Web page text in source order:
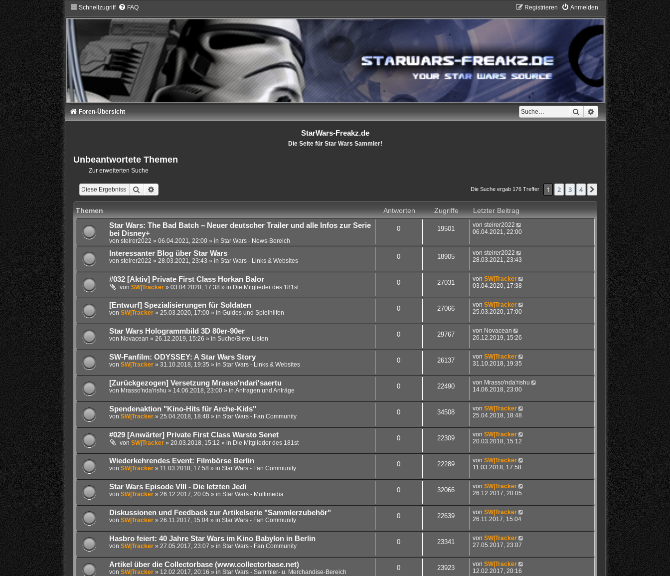
Schnellzugriff FAQ Anmelden
Registrieren
Suche Erweiterte Suche
Foren-Übersicht
StarWars-Freakz.de
Die Seite für Star Wars Sammler!
Unbeantwortete Themen
Zur erweiterten Suche
Suche Die Suche ergab 176 Treffer 1 2 3 4 Nächste
Themen Antworten Zugriffe
Letzter Beitrag
Star Wars: The Bad Batch – Neuer deutscher Trailer und alle Infos zur Serie
bei Disney+
von steirer2022 » 06.04.2021, 22:00 » in Star Wars - News-Bereich
0 19501 von steirer2022
06.04.2021, 22:00
Interessanter Blog über Star Wars
von steirer2022 » 28.03.2021, 23:43 » in Star Wars - Links & Websites
0 18905 von steirer2022
28.03.2021, 23:43
#032 [Aktiv] Private First Class Horkan Balor
von SW|Tracker» 03.04.2020, 17:38 » in Die Mitglieder des 181st
0 27031 von SW|Tracker
03.04.2020, 17:38
[Entwurf] Spezialisierungen für Soldaten
von SW|Tracker» 25.03.2020, 17:00 » in Guides und Spielhilfen
0 27066 von SW|Tracker
25.03.2020, 17:00
Star Wars Hologrammbild 3D 80er-90er
von Novacean » 26.12.2019, 15:26 » in Suche/Biete Listen
0 29767 von Novacean
26.12.2019, 15:26
SW-Fanfilm: ODYSSEY: A Star Wars Story
von SW|Tracker» 31.10.2018, 19:35 » in Star Wars - Links & Websites
0 26137 von SW|Tracker
31.10.2018, 19:35
[Zurückgezogen] Versetzung Mrasso'ndari'saertu
von Mrasso'nda'rishu » 14.06.2018, 23:00 » in Anfragen und Anträge
0 22490 von Mrasso'nda'rishu
14.06.2018, 23:00
Spendenaktion "Kino-Hits für Arche-Kids"
von SW|Tracker» 25.04.2018, 18:48 » in Star Wars - Fan Community
0 34508 von SW|Tracker
25.04.2018, 18:48
#029 [Anwärter] Private First Class Warsto Senet
von SW|Tracker» 20.03.2018, 15:12 » in Die Mitglieder des 181st
0 22309 von SW|Tracker
20.03.2018, 15:12
Wiederkehrendes Event: Filmbörse Berlin
von SW|Tracker» 11.03.2018, 17:58 » in Star Wars - Fan Community
0 22289 von SW|Tracker
11.03.2018, 17:58
Star Wars Episode VIII - Die letzten Jedi
von SW|Tracker» 26.12.2017, 20:05 » in Star Wars - Multimedia
0 32066 von SW|Tracker
26.12.2017, 20:05
Diskussionen und Feedback zur Artikelserie "Sammlerzubehör"
von SW|Tracker» 26.11.2017, 15:04 » in Star Wars - Fan Community
0 22639 von SW|Tracker
26.11.2017, 15:04
Hasbro feiert: 40 Jahre Star Wars im Kino Babylon in Berlin
von SW|Tracker» 27.05.2017, 23:07 » in Star Wars - Fan Community
0 23341 von SW|Tracker
27.05.2017, 23:07
Artikel über die Collectorbase (www.collectorbase.net)
von SW|Tracker» 12.02.2017, 20:16 » in Star Wars - Sammler- u. Merchandise-Bereich
0 23923 von SW|Tracker
12.02.2017, 20:16